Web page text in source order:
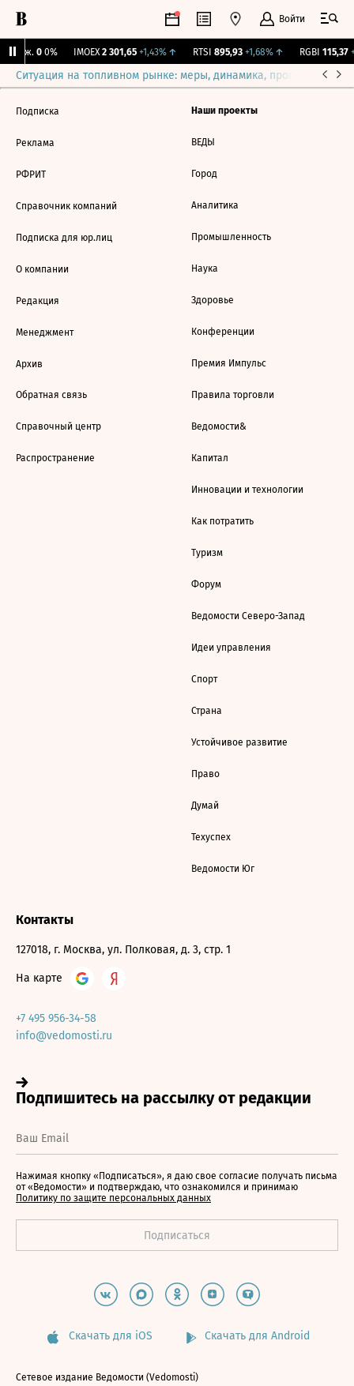
Войти
Бирж. 0 0% IMOEX 2 301,65 +1,43%↑ RTSI 895,93 +1,68%↑ RGBI 115,37
Ситуация на топливном рынке: меры, динамика, прогнозы
Подписка
Реклама
РФРИТ
Справочник компаний
Подписка для юр.лиц
О компании
Редакция
Менеджмент
Архив
Обратная связь
Справочный центр
Распространение
Наши проекты
ВЕДЫ
Город
Аналитика
Промышленность
Наука
Здоровье
Конференции
Премия Импульс
Правила торговли
Ведомости&
Капитал
Инновации и технологии
Как потратить
Туризм
Форум
Ведомости Северо-Запад
Идеи управления
Спорт
Страна
Устойчивое развитие
Право
Думай
Техуспех
Ведомости Юг
Контакты
127018, г. Москва, ул. Полковая, д. 3, стр. 1
На карте
+7 495 956-34-58
info@vedomosti.ru
Нажимая кнопку «Подписаться», я даю свое согласие получать письма
от «Ведомости» и подтверждаю, что ознакомился и принимаю
Политику по защите персональных данных
Скачать для iOS Скачать для Android
Сетевое издание Ведомости (Vedomosti)